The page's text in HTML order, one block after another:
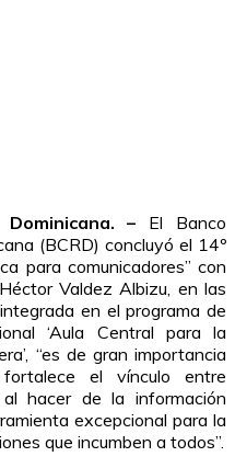
– El Banco
(BCRD) concluyó el 14º
para comunicadores” con
Valdez Albizu, en las
en el programa de
‘Aula Central para la
“es de gran importancia
el vínculo entre
al hacer de la información
excepcional para la
que incumben a todos”.